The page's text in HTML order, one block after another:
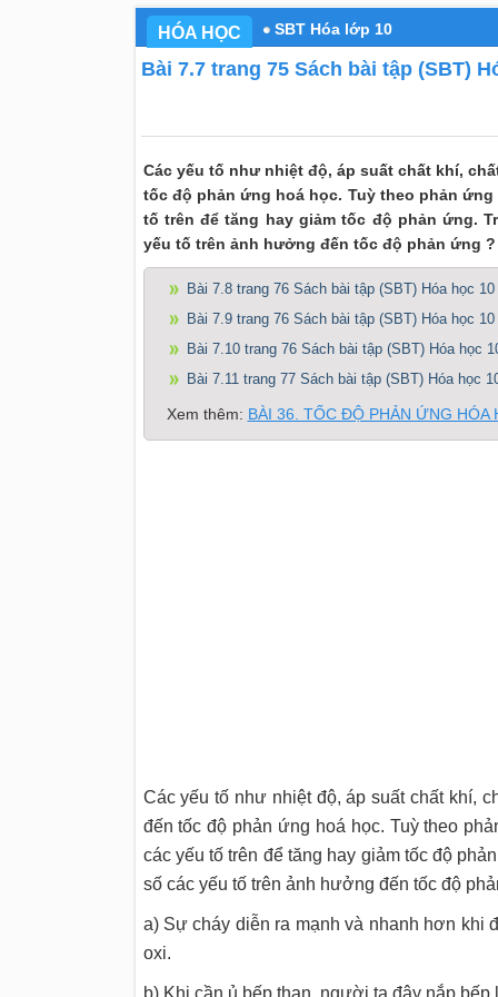
HÓA HỌC SBT Hóa lớp 10
Bài 7.7 trang 75 Sách bài tập (SBT)
Các yếu tố như nhiệt độ, áp suất chất khí,
tốc độ phản ứng hoá học. Tuỳ theo phản
tố trên để tăng hay giảm tốc độ phản ứng.
yếu tố trên ảnh hưởng đến tốc độ phản ứng ?
Bài 7.8 trang 76 Sách bài tập (SBT) Hóa học 10
Bài 7.9 trang 76 Sách bài tập (SBT) Hóa học 10
Bài 7.10 trang 76 Sách bài tập (SBT) Hóa học
Bài 7.11 trang 77 Sách bài tập (SBT) Hóa học
Xem thêm: BÀI 36. TỐC ĐỘ PHẢN ỨNG HÓA
Các yếu tố như nhiệt độ, áp suất chất khí,
đến tốc độ phản ứng hoá học. Tuỳ theo
các yếu tố trên để tăng hay giảm tốc độ
số các yếu tố trên ảnh hưởng đến tốc độ
a) Sự cháy diễn ra mạnh và nhanh hơn khi
oxi.